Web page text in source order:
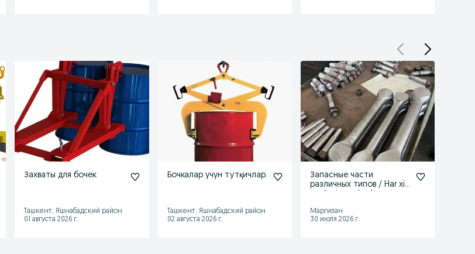
Захваты для бочек
Ташкент, Яшнабадский район
01 августа 2026 г.
Бочкалар учун тутқичлар.
Ташкент, Яшнабадский район
02 августа 2026 г.
Запасные части
различных типов / Har xil
Маргилан
30 июля 2026 г.